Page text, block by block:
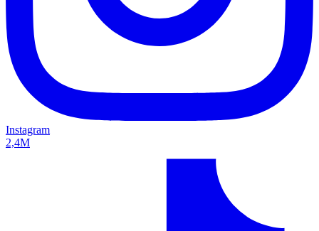
Instagram
2,4M